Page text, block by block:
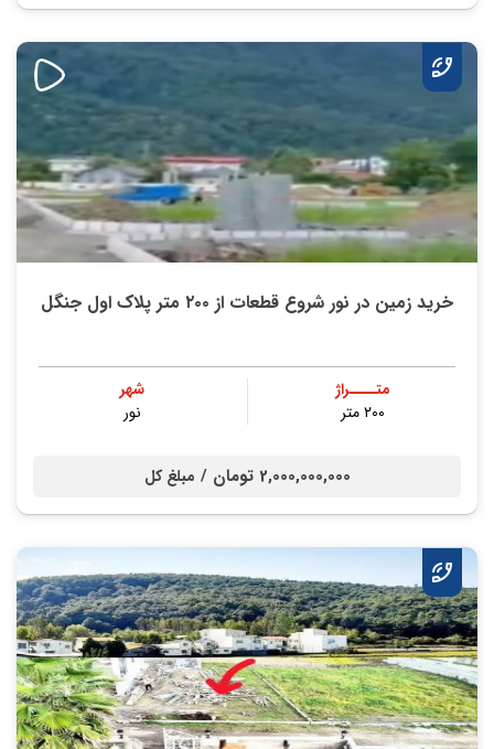
خرید زمین در نور شروع قطعات از ۲۰۰ متر پلاک اول جنگل
متــــراژ
۲۰۰ متر
شهر
نور
2,000,000,000 تومان / مبلغ کل